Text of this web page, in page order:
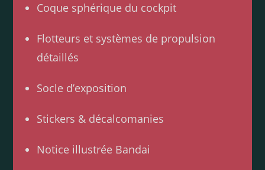
Coque sphérique du cockpit
Flotteurs et systèmes de propulsion
détaillés
Socle d’exposition
Stickers & décalcomanies
Notice illustrée Bandai